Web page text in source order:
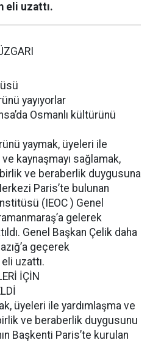
eli uzattı.
yayıyorlar
Osmanlı kültürünü
yaymak, üyeleri ile
kaynaşmayı sağlamak,
ve beraberlik duygusuna
Paris’te bulunan
(IEOC ) Genel
gelerek
Genel Başkan Çelik daha
geçerek
uzattı.
İÇİN
üyeleri ile yardımlaşma ve
ve beraberlik duygusunu
Başkenti Paris’te kurulan